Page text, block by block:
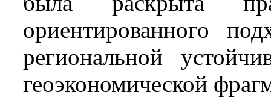
ориентированного
региональной
геоэкономической